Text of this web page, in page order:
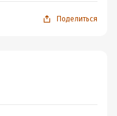
Поделиться